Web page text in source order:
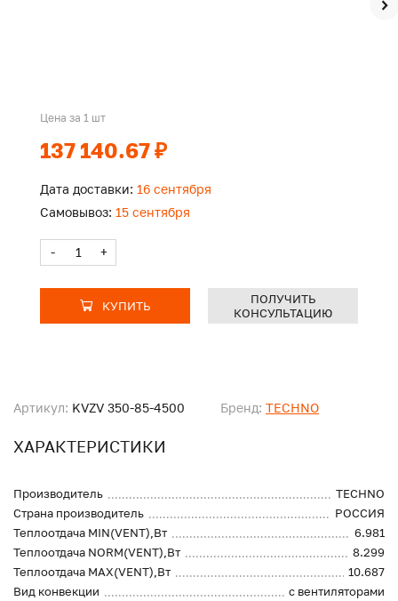
Артикул: KVZV 350-85-4500 Бренд: TECHNO
ХАРАКТЕРИСТИКИ
Производитель
TECHNO
Страна производитель
РОССИЯ
Теплоотдача MIN(VENT),Вт
6.981
Теплоотдача NORM(VENT),Вт
8.299
Теплоотдача MAX(VENT),Вт
10.687
Вид конвекции
с вентиляторами
Цена за 1 шт
137 140.67 ₽
Дата доставки: 16 сентября
Самовывоз: 15 сентября
- +
КУПИТЬ
ПОЛУЧИТЬ
КОНСУЛЬТАЦИЮ